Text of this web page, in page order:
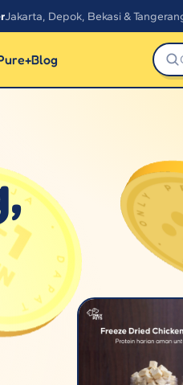
Jakarta, Depok, Bekasi &
Blog